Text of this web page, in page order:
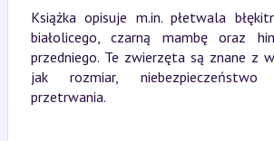
Książka opisuje m.in. płetwala
białolicego, czarną mambę oraz
przedniego. Te zwierzęta są znane z
jak rozmiar,
przetrwania.